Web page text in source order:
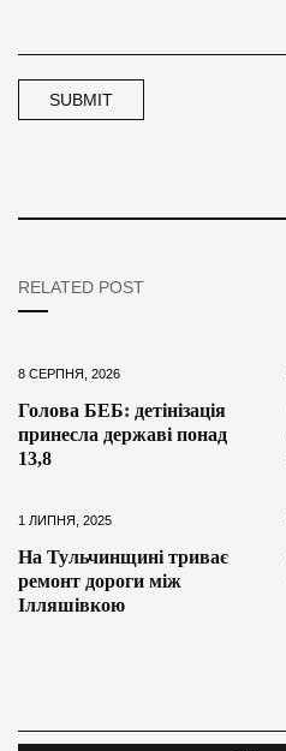
RELATED POST
8 СЕРПНЯ, 2026
Голова БЕБ: детінізація
принесла державі понад
13,8
1 ЛИПНЯ, 2025
На Тульчинщині триває
ремонт дороги між
Ілляшівкою